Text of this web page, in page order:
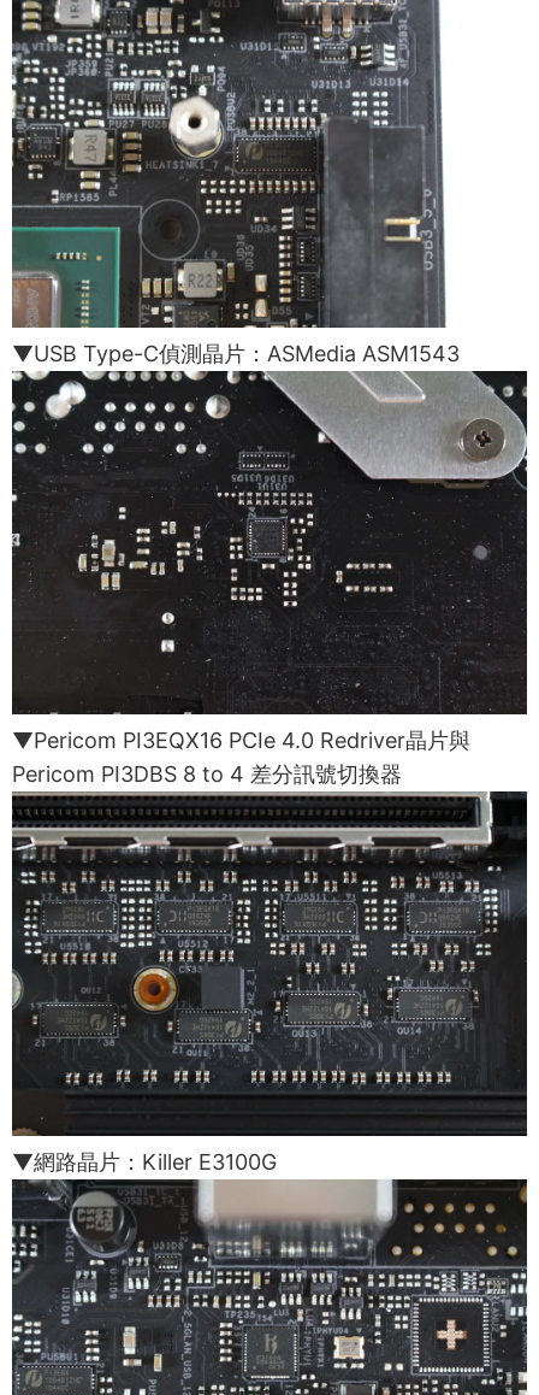
▼USB Type-C偵測晶片：ASMedia ASM1543
▼Pericom PI3EQX16 PCIe 4.0 Redriver晶片與
Pericom PI3DBS 8 to 4 差分訊號切換器
▼網路晶片：Killer E3100G